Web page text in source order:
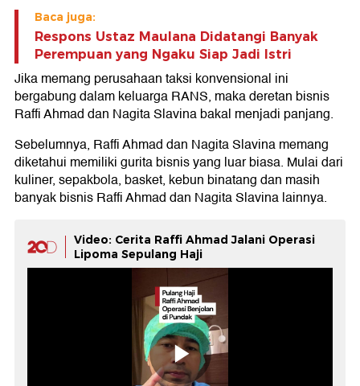
Baca juga:
Respons Ustaz Maulana Didatangi Banyak
Perempuan yang Ngaku Siap Jadi Istri
Jika memang perusahaan taksi konvensional ini
bergabung dalam keluarga RANS, maka deretan bisnis
Raffi Ahmad dan Nagita Slavina bakal menjadi panjang.
Sebelumnya, Raffi Ahmad dan Nagita Slavina memang
diketahui memiliki gurita bisnis yang luar biasa. Mulai dari
kuliner, sepakbola, basket, kebun binatang dan masih
banyak bisnis Raffi Ahmad dan Nagita Slavina lainnya.
Video: Cerita Raffi Ahmad Jalani Operasi
Lipoma Sepulang Haji